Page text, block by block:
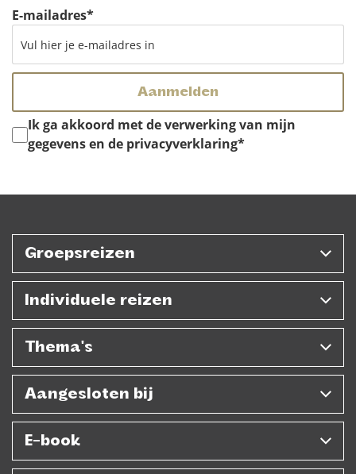
Instemming*
Ik ga akkoord met de verwerking van mijn
gegevens en de privacyverklaring*
E-mailadres*
Groepsreizen
Individuele reizen
Thema's
Aangesloten bij
E-book